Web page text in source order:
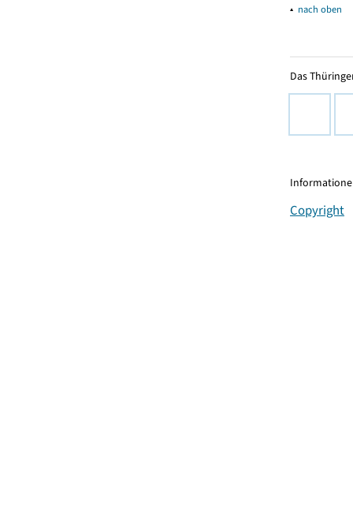
▴ nach oben
Das
Copyright